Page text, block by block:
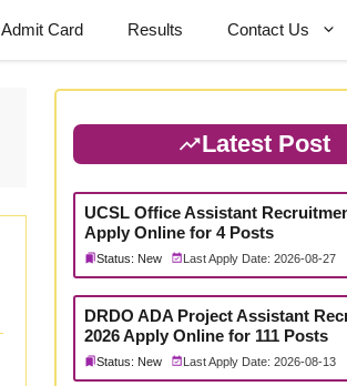
Admit Card Results Contact Us
Latest Post
UCSL Office Assistant
Apply Online for 4 Posts
Status: New Last Apply Date: 2026-08-27
DRDO ADA Project Assistant
2026 Apply Online for 111 Posts
Status: New Last Apply Date: 2026-08-13